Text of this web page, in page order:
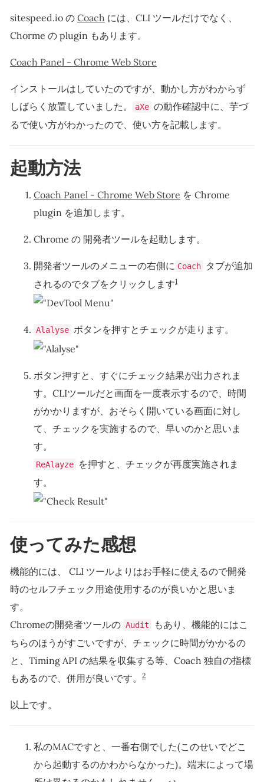
sitespeed.io の Coach には、CLI ツールだけでなく、
Chorme の plugin もあります。
Coach Panel - Chrome Web Store
インストールはしていたのですが、動かし方がわからず
しばらく放置していました。
aXe の動作確認中に、芋づ
るで使い方がわかったので、使い方を記載します。
起動方法
Coach Panel - Chrome Web Store を Chrome
plugin を追加します。
Chrome の 開発者ツールを起動します。
開発者ツールのメニューの右側に Coach
タブが追加
されるのでタブをクリックします1
Alalyse ボタンを押すとチェックが走ります。
ボタン押すと、すぐにチェック結果が出力されま
す。CLIツールだと画面を一度表示するので、時間
がかかりますが、おそらく開いている画面に対し
て、チェックを実施するので、早いのかと思いま
す。
ReAlayze
を押すと、チェックが再度実施されま
す。
使ってみた感想
機能的には、 CLI ツールよりはお手軽に使えるので開発
時のセルフチェック用途使用するのが良いかと思いま
す。
Chromeの開発者ツールの Audit
もあり、機能的にはこ
ちらのほうがすごいですが、チェックに時間がかかるの
と、Timing API の結果を収集する等、Coach 独自の指標
もあるので、併用が良いです。
2
以上です。
私のMACですと、一番右側でした(このせいでどこ
から起動するのかわからなかった)。端末によって場